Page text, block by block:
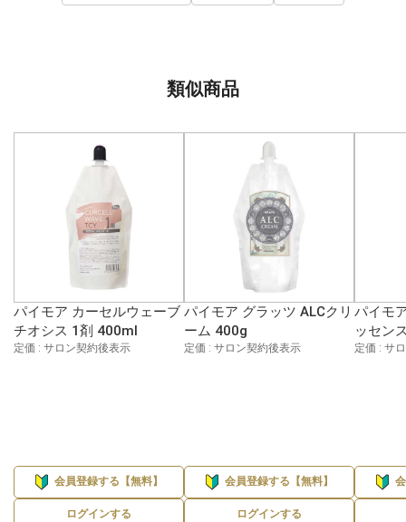
類似商品
パイモア カーセルウェーブ
チオシス 1剤 400ml
定価 : サロン契約後表示
会員登録する【無料】
ログインする
パイモア グラッツ ALCクリ
ーム 400g
定価 : サロン契約後表示
会員登録する【無料】
ログインする
パイモ
ッセン
定価 : サ